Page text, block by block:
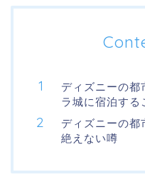
ディズニーの都
ラ城に宿泊する
ディズニーの都
絶えない噂